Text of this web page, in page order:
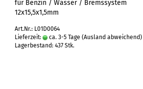
für Benzin / Wasser / Bremssystem
12x15,5x1,5mm
Art.Nr.: L01D0064
Lieferzeit:
ca. 3-5 Tage (Ausland abweichend)
Lagerbestand: 437 Stk.